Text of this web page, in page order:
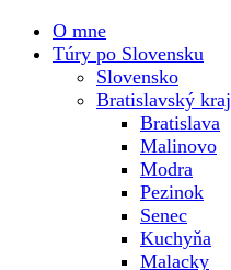
O mne
Túry po Slovensku
Slovensko
Bratislavský kraj
Bratislava
Malinovo
Modra
Pezinok
Senec
Kuchyňa
Malacky